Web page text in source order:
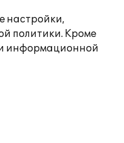
настройки,
политики. Кроме
информационной